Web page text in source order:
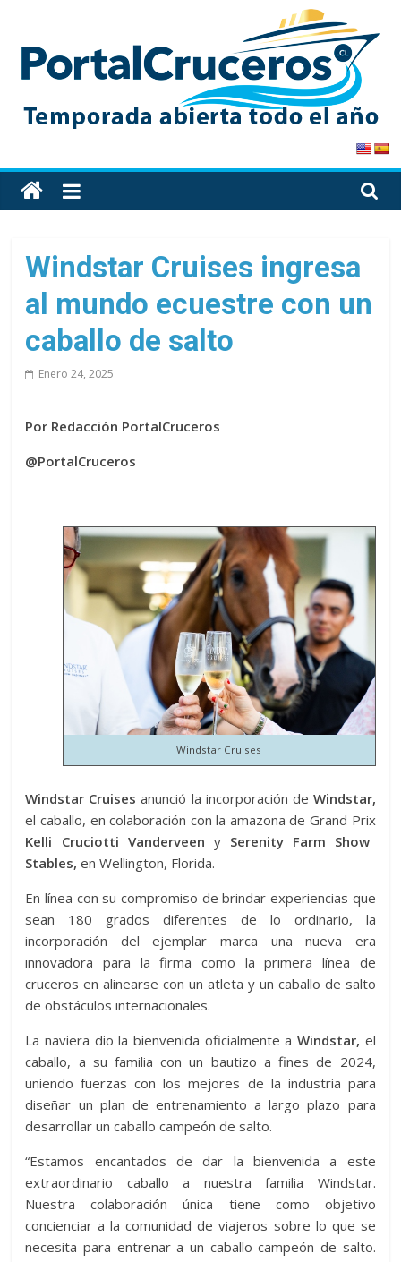
content
PortalCruceros
Toda
la
de
cruceros
en
un
solo
Windstar Cruises ingresa
al mundo ecuestre con un
caballo de salto
Enero 24, 2025
Por Redacción PortalCruceros
@PortalCruceros
Windstar Cruises
Windstar Cruises anunció la incorporación de Windstar,
el caballo, en colaboración con la amazona de Grand Prix
Kelli Cruciotti Vanderveen ySerenity Farm Show
Stables, en Wellington, Florida.
En línea con su compromiso de brindar experiencias que
sean 180 grados diferentes de lo ordinario, la
incorporación del ejemplar marca una nueva era
innovadora para la firma como la primera línea de
cruceros en alinearse con un atleta y un caballo de salto
de obstáculos internacionales.
La naviera dio la bienvenida oficialmente a Windstar, el
caballo, a su familia con un bautizo a fines de 2024,
uniendo fuerzas con los mejores de la industria para
diseñar un plan de entrenamiento a largo plazo para
desarrollar un caballo campeón de salto.
“Estamos encantados de dar la bienvenida a este
extraordinario caballo a nuestra familia Windstar.
Nuestra colaboración única tiene como objetivo
concienciar a la comunidad de viajeros sobre lo que se
necesita para entrenar a un caballo campeón de salto.